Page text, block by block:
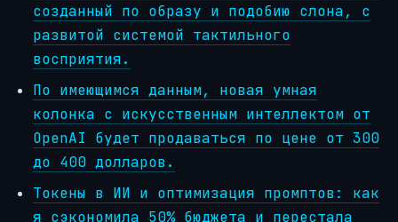
созданный по образу и подобию слона, с
развитой системой тактильного
восприятия.
По имеющимся данным, новая умная
колонка с искусственным интеллектом от
OpenAI будет продаваться по цене от 300
до 400 долларов.
Токены в ИИ и оптимизация промптов: как
я сэкономила 50% бюджета и перестала